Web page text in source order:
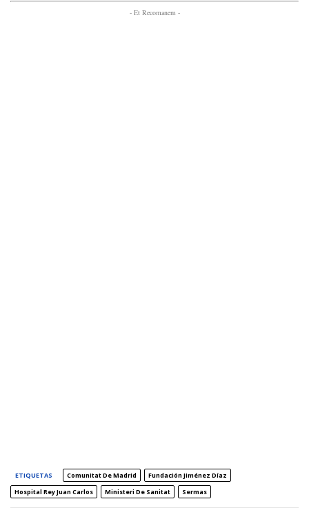
- Et Recomanem -
ETIQUETAS Comunitat De Madrid
Fundación Jiménez Díaz
Hospital Rey Juan Carlos
Ministeri De Sanitat Sermas